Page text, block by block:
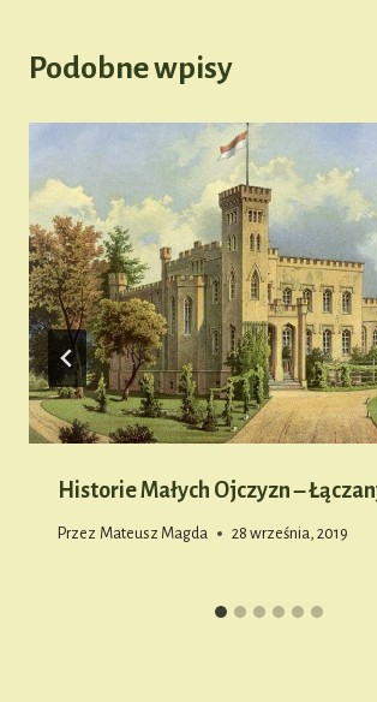
Podobne wpisy
Historie Małych Ojczyzn –
Przez Mateusz Magda 28 września, 2019